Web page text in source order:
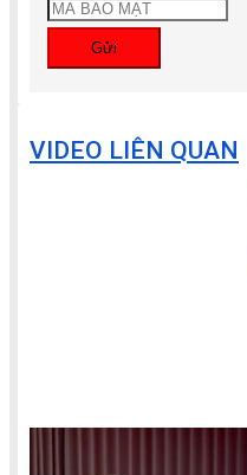
Gửi
VIDEO LIÊN QUAN